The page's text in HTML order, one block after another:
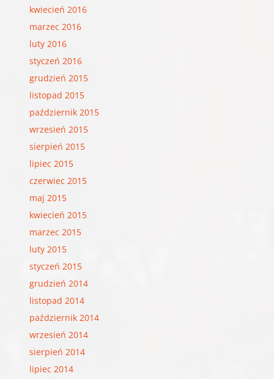
kwiecień 2016
marzec 2016
luty 2016
styczeń 2016
grudzień 2015
listopad 2015
październik 2015
wrzesień 2015
sierpień 2015
lipiec 2015
czerwiec 2015
maj 2015
kwiecień 2015
marzec 2015
luty 2015
styczeń 2015
grudzień 2014
listopad 2014
październik 2014
wrzesień 2014
sierpień 2014
lipiec 2014